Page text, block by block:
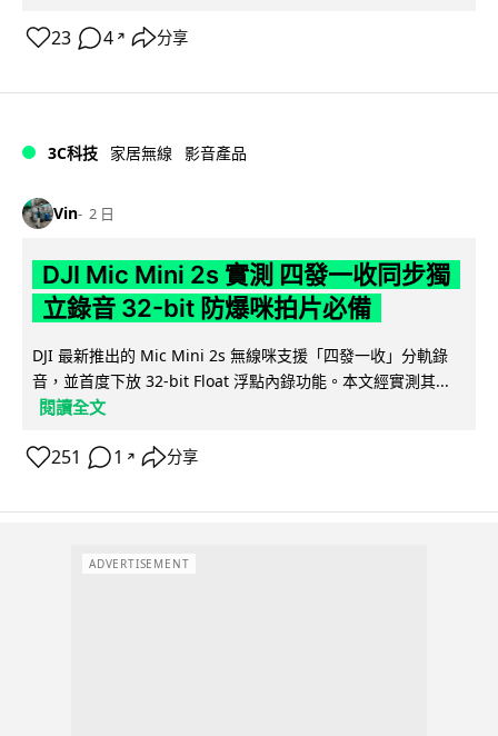
23 4 ↗ 分享
3C科技 家居無線 影音產品
Vin 2 日
DJI Mic Mini 2s 實測 四發一收同步獨
立錄音 32-bit 防爆咪拍片必備
DJI 最新推出的 Mic Mini 2s 無線咪支援「四發一收」分軌錄
音，並首度下放 32-bit Float 浮點內錄功能。本文經實測其...
閱讀全文
251 1 ↗ 分享
ADVERTISEMENT